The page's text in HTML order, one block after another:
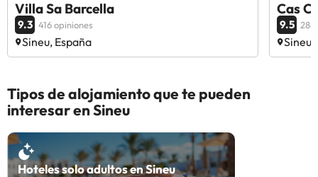
Villa Sa Barcella
9.3 416 opiniones
Sineu, España
Cas
9.5 284
Sineu,
Tipos de alojamiento que te pueden
interesar en Sineu
Hoteles solo adultos en Sineu